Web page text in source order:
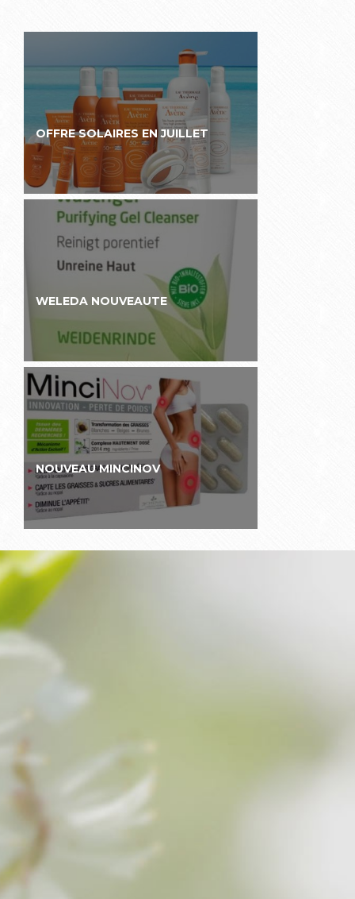
OFFRE SOLAIRES EN JUILLET
WELEDA NOUVEAUTE
NOUVEAU MINCINOV